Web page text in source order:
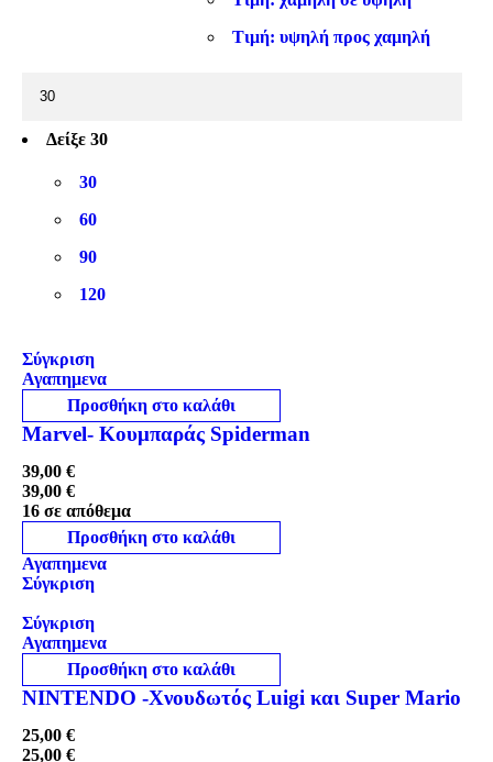
Τιμή: υψηλή προς χαμηλή
Δείξε 30
30
60
90
120
Σύγκριση
Αγαπημενα
Προσθήκη στο καλάθι
Marvel- Κουμπαράς Spiderman
39,00 €
39,00 €
16 σε απόθεμα
Προσθήκη στο καλάθι
Αγαπημενα
Σύγκριση
Σύγκριση
Αγαπημενα
Προσθήκη στο καλάθι
NINTENDO -Χνουδωτός Luigi και Super Mario
25,00 €
25,00 €